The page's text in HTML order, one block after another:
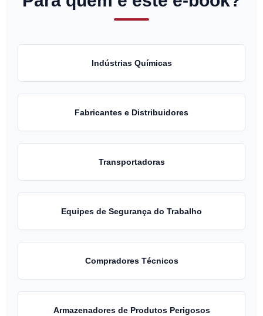
Indústrias Químicas
Fabricantes e Distribuidores
Transportadoras
Equipes de Segurança do Trabalho
Compradores Técnicos
Armazenadores de Produtos Perigosos